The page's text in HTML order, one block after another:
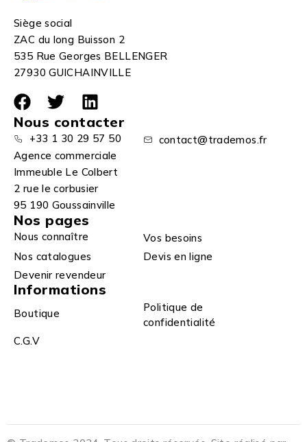
Siège social
ZAC du long Buisson 2
535 Rue Georges BELLENGER
27930 GUICHAINVILLE
Nous contacter
+33 1 30 29 57 50
contact@trademos.fr
Agence commerciale
Immeuble Le Colbert
2 rue le corbusier
95 190 Goussainville
Nos pages
Nous connaître
Vos besoins
Nos catalogues
Devis en ligne
Devenir revendeur
Informations
Boutique
Politique de
confidentialité
C.G.V